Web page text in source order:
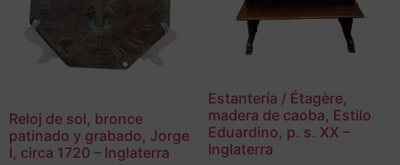
Reloj de sol, bronce
patinado y grabado, Jorge
I, circa 1720 – Inglaterra
Estantería / Étagère,
madera de caoba, Estilo
Eduardino, p. s. XX –
Inglaterra